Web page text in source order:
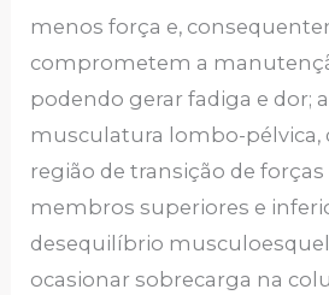
menos força e,
comprometem a
podendo gerar fadiga e dor;
musculatura lombo-pélvica,
região de transição de
membros superiores e
desequilíbrio
ocasionar sobrecarga na